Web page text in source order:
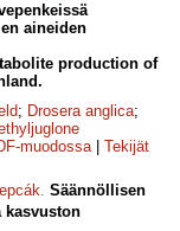
aineiden
production of
; Drosera anglica;
muodossa| Tekijät
. Säännöllisen
kasvuston